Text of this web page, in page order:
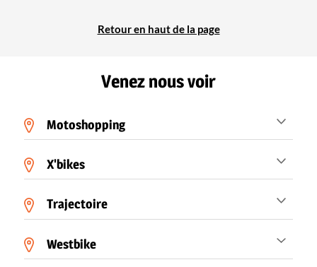
Retour en haut de la page
Venez nous voir
Motoshopping
X'bikes
Trajectoire
Westbike